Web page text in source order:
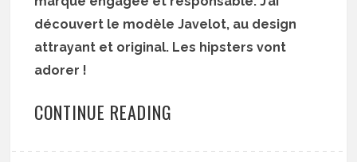
découvert le modèle Javelot, au design
attrayant et original. Les hipsters vont
adorer !
CONTINUE READING